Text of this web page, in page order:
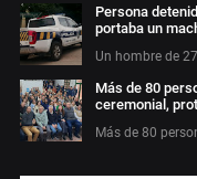
Persona
portaba un
Un hombre de
Más de 80
ceremonial,
Más de 80